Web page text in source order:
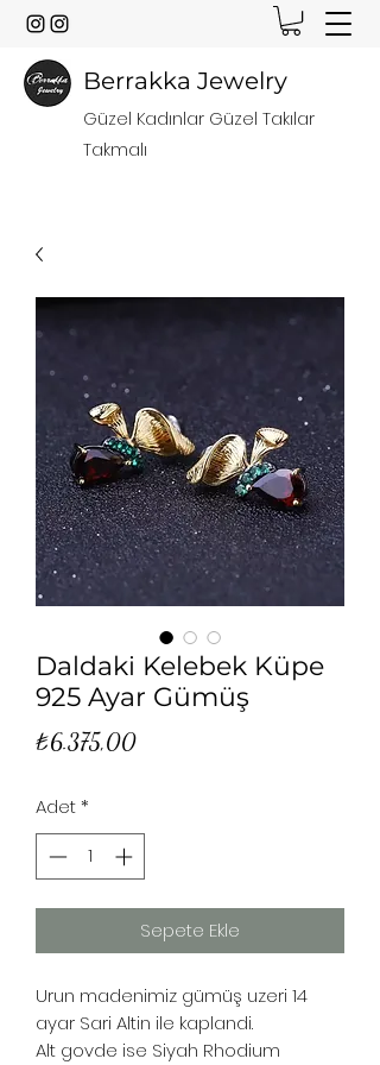
Berrakka Jewelry
Güzel Kadınlar Güzel Takılar
Takmalı
Daldaki Kelebek Küpe
925 Ayar Gümüş
₺6.375,00Fiyat
Adet*
Sepete Ekle
Urun madenimiz gümüş uzeri 14
ayar Sari Altin ile kaplandi.
Alt govde ise Siyah Rhodium